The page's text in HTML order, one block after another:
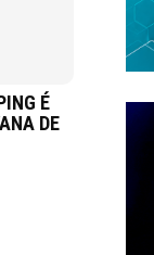
É
DE